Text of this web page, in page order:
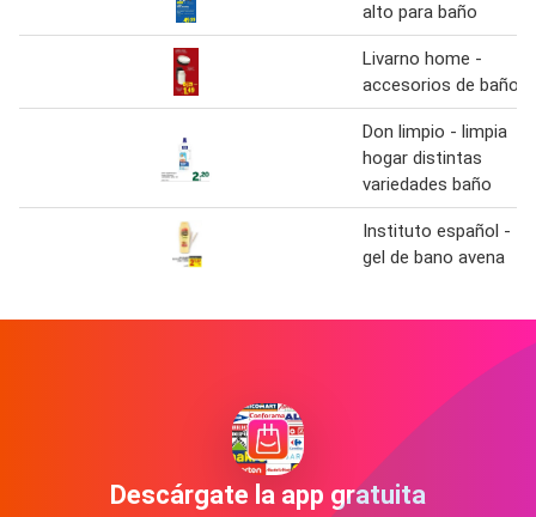
alto para baño
Livarno home -
accesorios de baño
Don limpio - limpia
hogar distintas
variedades baño
Instituto español -
gel de bano avena
Descárgate la app gratuita